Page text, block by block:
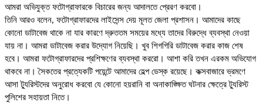
আমরা অভিযুক্ত ফটোগ্রাফারকে বিচারের জন্য আদালতে প্রেরণ করবো।
তিনি আরও বলেন, ফটোগ্রাফারদের লাইসেন্স দেয় মূলত জেলা প্রশাসন। আমাদের কাছে
কোনো ডাটাবেজ থাকে না যার কারণে দ্রুততম সময়ের মধ্যে তাদের বিরুদ্ধে ব্যবস্থা নেওয়া
যায় না। আমরা ডাটাবেজ করার উদ্যোগ নিয়েছি। খুব শিগগিরি ডাটাবেজ করার কাজ শেষ
হবে। আমরা ফটোগ্রাফারদের প্রশিক্ষণের ব্যবস্থা কররো। আশা করি তখন এরকম অভিযোগ
থাকবে না। সৈকতের প্রত্যেকটি পয়েন্টে আমাদের হেল্প ডেস্ক রয়েছে। কক্সবাজারে ভ্রমণে
আসা ট্যুরিস্টদের অনুরোধ করবো যে কোনো হয়রানি বা অনাকাঙ্ক্ষিত ঘটনার ক্ষেত্রে ট্যুরিস্ট
পুলিশের সহায়তা নিতে।